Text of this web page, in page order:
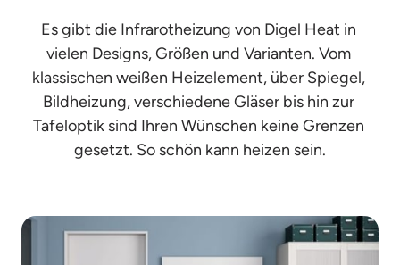
Es gibt die Infrarotheizung von Digel Heat in
vielen Designs, Größen und Varianten. Vom
klassischen weißen Heizelement, über Spiegel,
Bildheizung, verschiedene Gläser bis hin zur
Tafeloptik sind Ihren Wünschen keine Grenzen
gesetzt. So schön kann heizen sein.